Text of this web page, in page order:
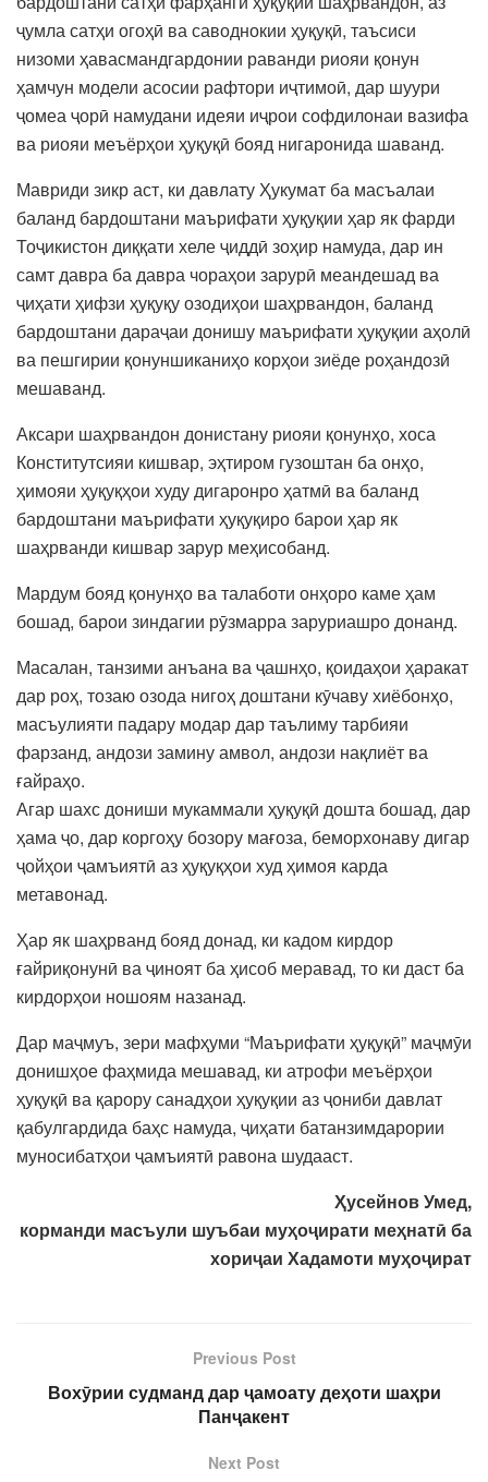
ҷумла сатҳи огоҳӣ ва саводнокии ҳуқуқӣ, таъсиси
низоми ҳавасмандгардонии раванди риояи қонун
ҳамчун модели асосии рафтори иҷтимоӣ, дар шуури
ҷомеа ҷорӣ намудани идеяи иҷрои софдилонаи вазифа
ва риояи меъёрҳои ҳуқуқӣ бояд нигаронида шаванд.
Мавриди зикр аст, ки давлату Ҳукумат ба масъалаи
баланд бардоштани маърифати ҳуқуқии ҳар як фарди
Тоҷикистон диққати хеле ҷиддӣ зоҳир намуда, дар ин
самт давра ба давра чораҳои зарурӣ меандешад ва
ҷиҳати ҳифзи ҳуқуқу озодиҳои шаҳрвандон, баланд
бардоштани дараҷаи донишу маърифати ҳуқуқии аҳолӣ
ва пешгирии қонуншиканиҳо корҳои зиёде роҳандозӣ
мешаванд.
Аксари шаҳрвандон донистану риояи қонунҳо, хоса
Конститутсияи кишвар, эҳтиром гузоштан ба онҳо,
ҳимояи ҳуқуқҳои худу дигаронро ҳатмӣ ва баланд
бардоштани маърифати ҳуқуқиро барои ҳар як
шаҳрванди кишвар зарур меҳисобанд.
Мардум бояд қонунҳо ва талаботи онҳоро каме ҳам
бошад, барои зиндагии рӯзмарра заруриашро донанд.
Масалан, танзими анъана ва ҷашнҳо, қоидаҳои ҳаракат
дар роҳ, тозаю озода нигоҳ доштани кӯчаву хиёбонҳо,
масъулияти падару модар дар таълиму тарбияи
фарзанд, андози замину амвол, андози нақлиёт ва
ғайраҳо.
Агар шахс дониши мукаммали ҳуқуқӣ дошта бошад, дар
ҳама ҷо, дар коргоҳу бозору мағоза, беморхонаву дигар
ҷойҳои ҷамъиятӣ аз ҳуқуқҳои худ ҳимоя карда
метавонад.
Ҳар як шаҳрванд бояд донад, ки кадом кирдор
ғайриқонунӣ ва ҷиноят ба ҳисоб меравад, то ки даст ба
кирдорҳои ношоям назанад.
Дар маҷмуъ, зери мафҳуми “Маърифати ҳуқуқӣ” маҷмӯи
донишҳое фаҳмида мешавад, ки атрофи меъёрҳои
ҳуқуқӣ ва қарору санадҳои ҳуқуқии аз ҷониби давлат
қабулгардида баҳс намуда, ҷиҳати батанзимдарории
муносибатҳои ҷамъиятӣ равона шудааст.
Ҳусейнов Умед,
корманди масъули шуъбаи муҳоҷирати меҳнатӣ ба
хориҷаи Хадамоти муҳоҷират
Previous Post
Вохӯрии судманд дар ҷамоату деҳоти шаҳри
Панҷакент
Next Post